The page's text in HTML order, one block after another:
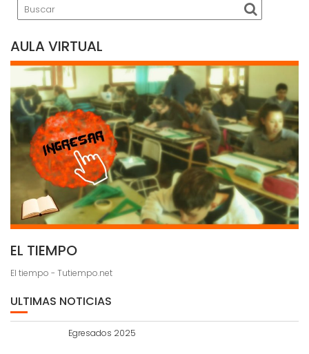
AULA VIRTUAL
EL TIEMPO
El tiempo - Tutiempo.net
ULTIMAS NOTICIAS
Egresados 2025